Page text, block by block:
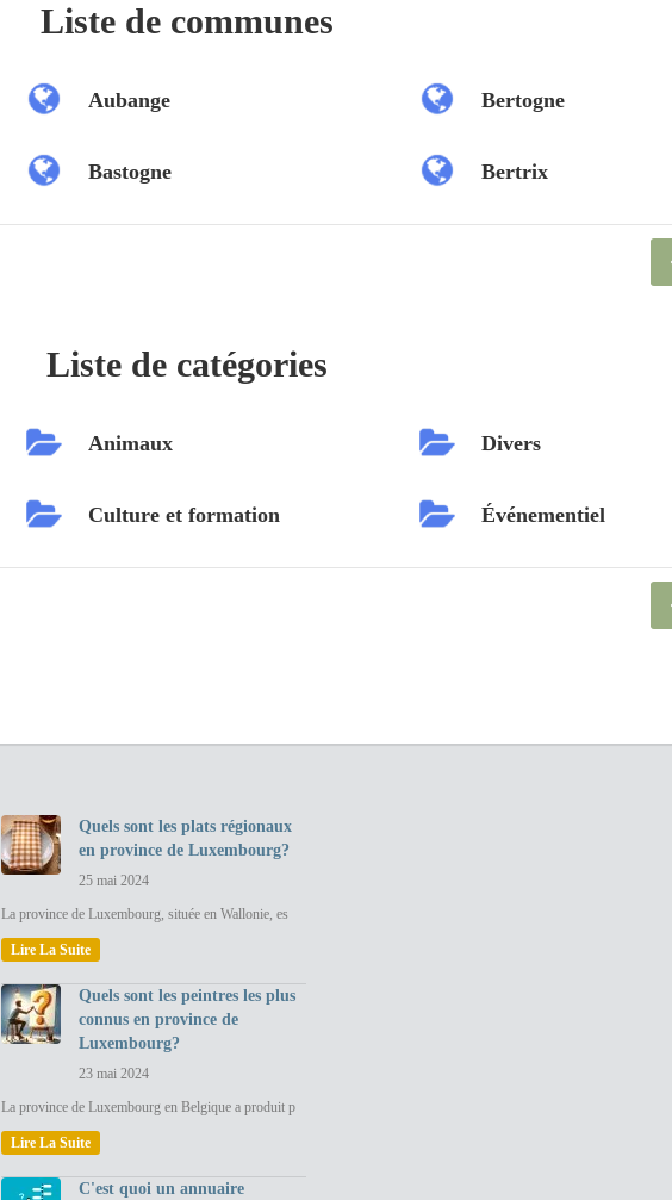
Liste de communes
Aubange
Bastogne
Bertogne
Bertrix
Liste de catégories
Animaux
Culture et formation
Divers
Événementiel
Quels sont les plats régionaux
en province de Luxembourg?
25 mai 2024
La province de Luxembourg, située en Wallonie, es
Lire La Suite
Quels sont les peintres les plus
connus en province de
Luxembourg?
23 mai 2024
La province de Luxembourg en Belgique a produit p
Lire La Suite
C'est quoi un annuaire